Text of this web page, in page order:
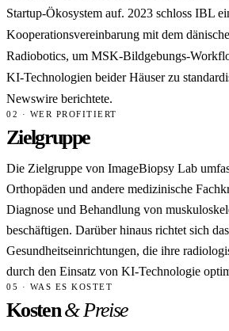
Startup-Ökosystem auf. 2023 schloss IBL
Kooperationsvereinbarung mit dem
Radiobotics, um MSK-Bildgebungs-
KI-Technologien beider Häuser zu
Newswire berichtete.
02 · WER PROFITIERT
Zielgruppe
Die Zielgruppe von ImageBiopsy Lab
Orthopäden und andere medizinische
Diagnose und Behandlung von
beschäftigen. Darüber hinaus richtet sich
Gesundheitseinrichtungen, die ihre
durch den Einsatz von KI-Technologie
05 · WAS ES KOSTET
Kosten& Preise